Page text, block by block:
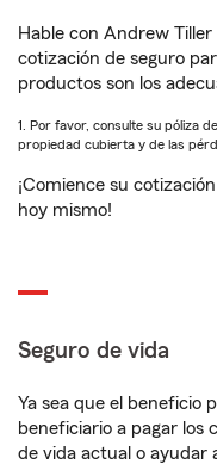
Hable con Andrew
cotización de seguro
productos son los
1. Por favor, consulte su póliza
propiedad cubierta y de las
¡Comience su
hoy mismo!
Seguro de vida
Ya sea que el beneficio
beneficiario a pagar los
de vida actual o ayudar